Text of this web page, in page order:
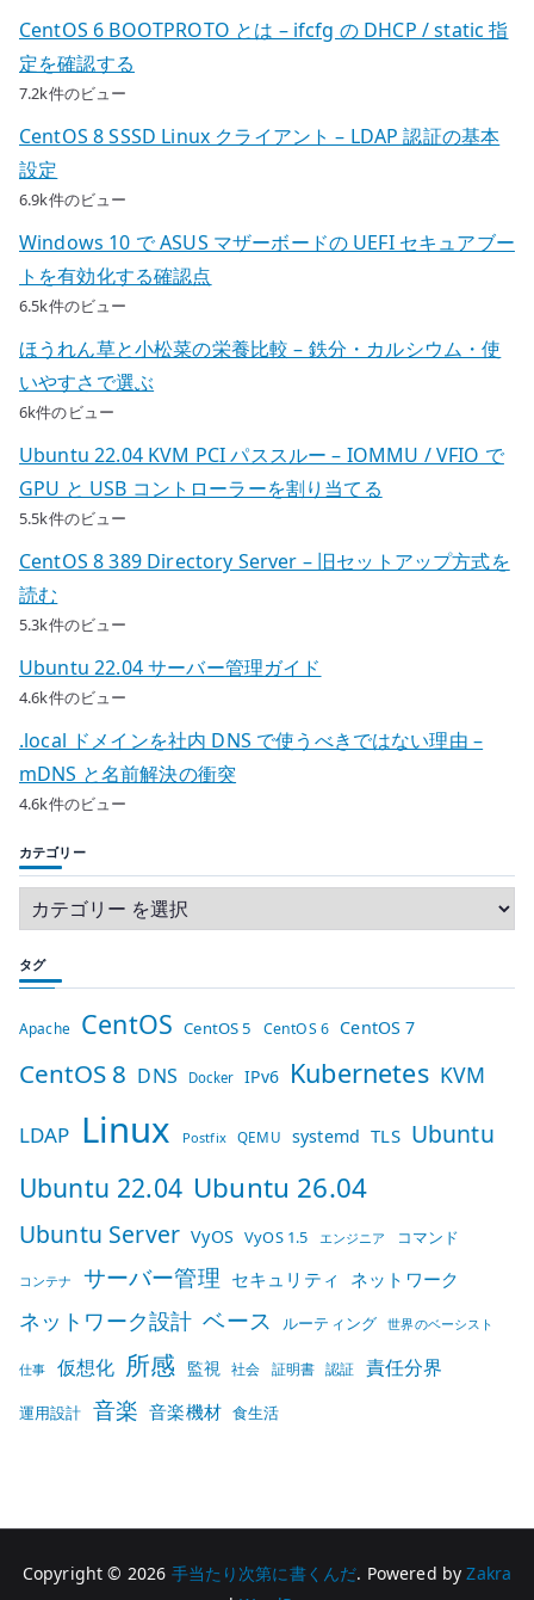
CentOS 6 BOOTPROTO とは – ifcfg の DHCP / static 指
定を確認する
7.2k件のビュー
CentOS 8 SSSD Linux クライアント – LDAP 認証の基本
設定
6.9k件のビュー
Windows 10 で ASUS マザーボードの UEFI セキュアブー
トを有効化する確認点
6.5k件のビュー
ほうれん草と小松菜の栄養比較 – 鉄分・カルシウム・使
いやすさで選ぶ
6k件のビュー
Ubuntu 22.04 KVM PCI パススルー – IOMMU / VFIO で
GPU と USB コントローラーを割り当てる
5.5k件のビュー
CentOS 8 389 Directory Server – 旧セットアップ方式を
読む
5.3k件のビュー
Ubuntu 22.04 サーバー管理ガイド
4.6k件のビュー
.local ドメインを社内 DNS で使うべきではない理由 –
mDNS と名前解決の衝突
4.6k件のビュー
カテゴリー
タグ
Apache CentOS CentOS 5 CentOS 6 CentOS 7
CentOS 8 DNS Docker IPv6 Kubernetes KVM
LDAP Linux Postfix QEMU systemd TLS Ubuntu
Ubuntu 22.04 Ubuntu 26.04
Ubuntu Server VyOS VyOS 1.5 エンジニア コマンド
コンテナ サーバー管理 セキュリティ ネットワーク
ネットワーク設計 ベース ルーティング 世界のベーシスト
仕事 仮想化 所感 監視 社会 証明書 認証 責任分界
運用設計 音楽 音楽機材 食生活
Copyright © 2026 手当たり次第に書くんだ. Powered byZakra